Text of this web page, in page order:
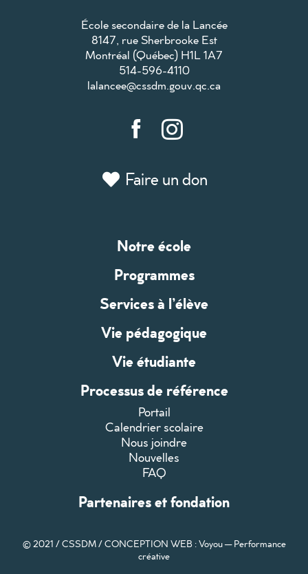
École secondaire de la Lancée
8147, rue Sherbrooke Est
Montréal (Québec) H1L 1A7
514-596-4110
lalancee@cssdm.gouv.qc.ca
Faire un don
Notre école
Programmes
Services à l’élève
Vie pédagogique
Vie étudiante
Processus de référence
Portail
Calendrier scolaire
Nous joindre
Nouvelles
FAQ
Partenaires et fondation
© 2021 / CSSDM /CONCEPTION WEB : Voyou — Performance
créative